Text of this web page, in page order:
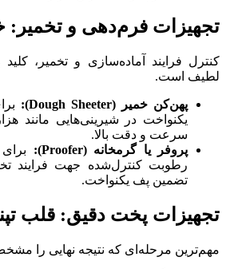
تجهیزات فرم‌دهی و تخمیر:
کنترل فرایند آماده‌سازی و تخمیر،
لطیف است.
پهن‌کن خمیر (Dough Sheeter):
یکنواخت در شیرینی‌هایی مانند
سرعت و دقت بالا.
پروفر یا گرمخانه (Proofer):
رطوبت کنترل‌شده جهت فرایند
تضمین پف یکنواخت.
تجهیزات پخت دقیق: قلب
مهم‌ترین مرحله‌ای که نتیجه نهایی را